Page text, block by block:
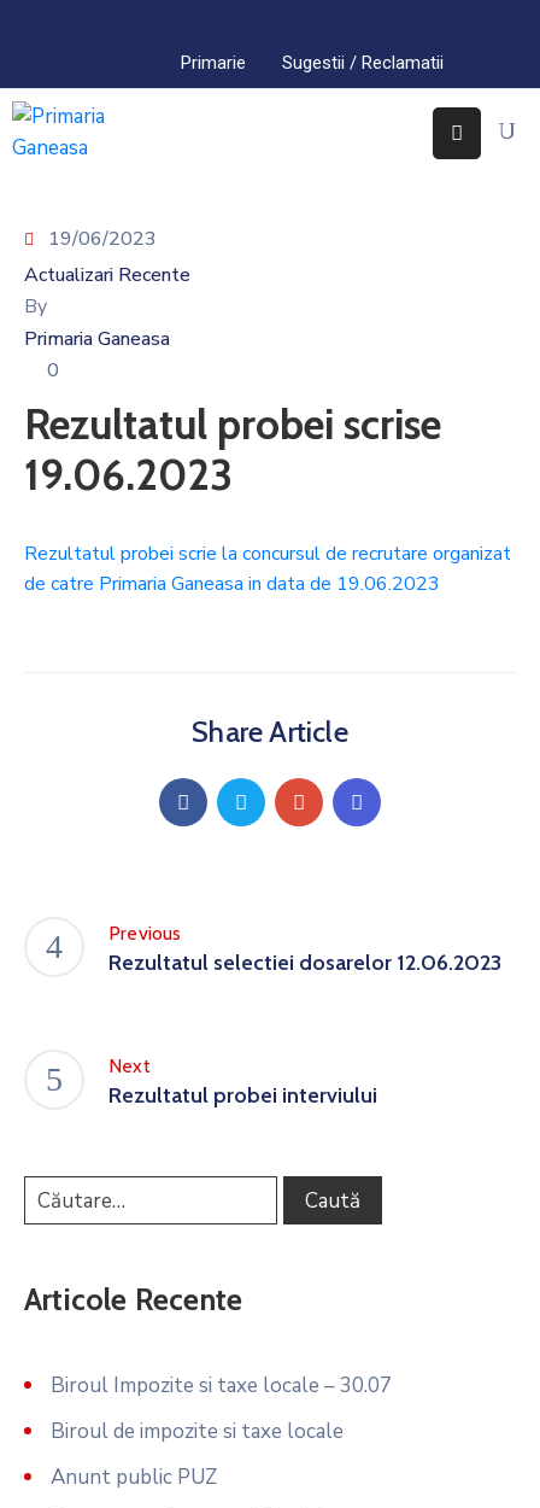
Primarie Sugestii / Reclamatii
Acasa
Primaria
Interes
Public
Comuna
Contact
19/06/2023
Actualizari Recente
By
Primaria Ganeasa
0
Rezultatul probei scrise
19.06.2023
Rezultatul probei scrie la concursul de recrutare organizat
de catre Primaria Ganeasa in data de 19.06.2023
Share Article
Previous
Rezultatul selectiei dosarelor 12.06.2023
Next
Rezultatul probei interviului
Articole Recente
Biroul Impozite si taxe locale – 30.07
Biroul de impozite si taxe locale
Anunt public PUZ